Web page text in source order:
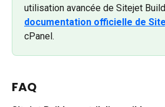
utilisation avancée de Sitejet
documentation officielle de
cPanel.
FAQ